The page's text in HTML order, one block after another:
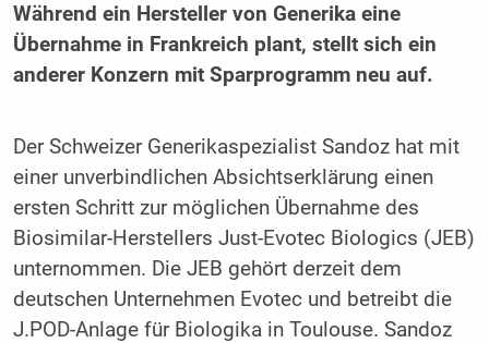
Während ein Hersteller von Generika eine
Übernahme in Frankreich plant, stellt sich ein
anderer Konzern mit Sparprogramm neu auf.
Der Schweizer Generikaspezialist Sandoz hat mit
einer unverbindlichen Absichtserklärung einen
ersten Schritt zur möglichen Übernahme des
Biosimilar-Herstellers Just-Evotec Biologics (JEB)
unternommen. Die JEB gehört derzeit dem
deutschen Unternehmen Evotec und betreibt die
J.POD-Anlage für Biologika in Toulouse. Sandoz